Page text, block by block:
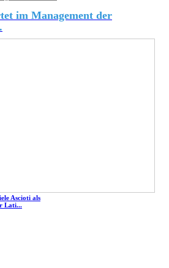
im Management der
Ascioti als
Lati...